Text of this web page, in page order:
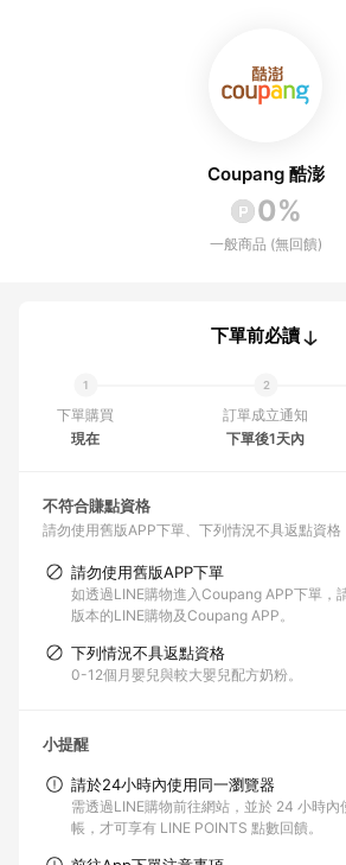
Coupang 酷澎
0%
一般商品 (無回饋)
下單前必讀
下單購買
現在
訂單成立通知
下單後1天內
不符合賺點資格
請勿使用舊版APP下單 下列情況不具返點資格
請勿使用舊版APP下單
如透過LINE購物進入Coupang APP下單，
版本的LINE購物及Coupang APP。
下列情況不具返點資格
0-12個月嬰兒與較大嬰兒配方奶粉。
小提醒
請於24小時內使用同一瀏覽器
需透過LINE購物前往網站，並於 24 小時內
帳，才可享有 LINE POINTS 點數回饋。